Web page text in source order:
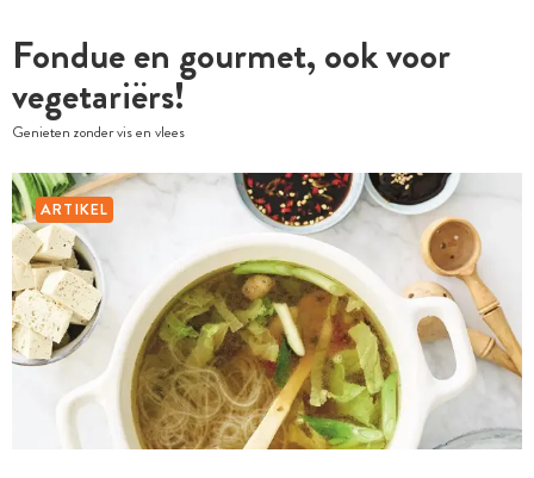
Fondue en gourmet, ook voor
vegetariërs!
Genieten zonder vis en vlees
ARTIKEL